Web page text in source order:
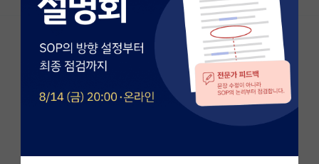
커뮤니티
커뮤니티 홈
전체글보기
베스트 게시판
자유 게시판(아무개랩)